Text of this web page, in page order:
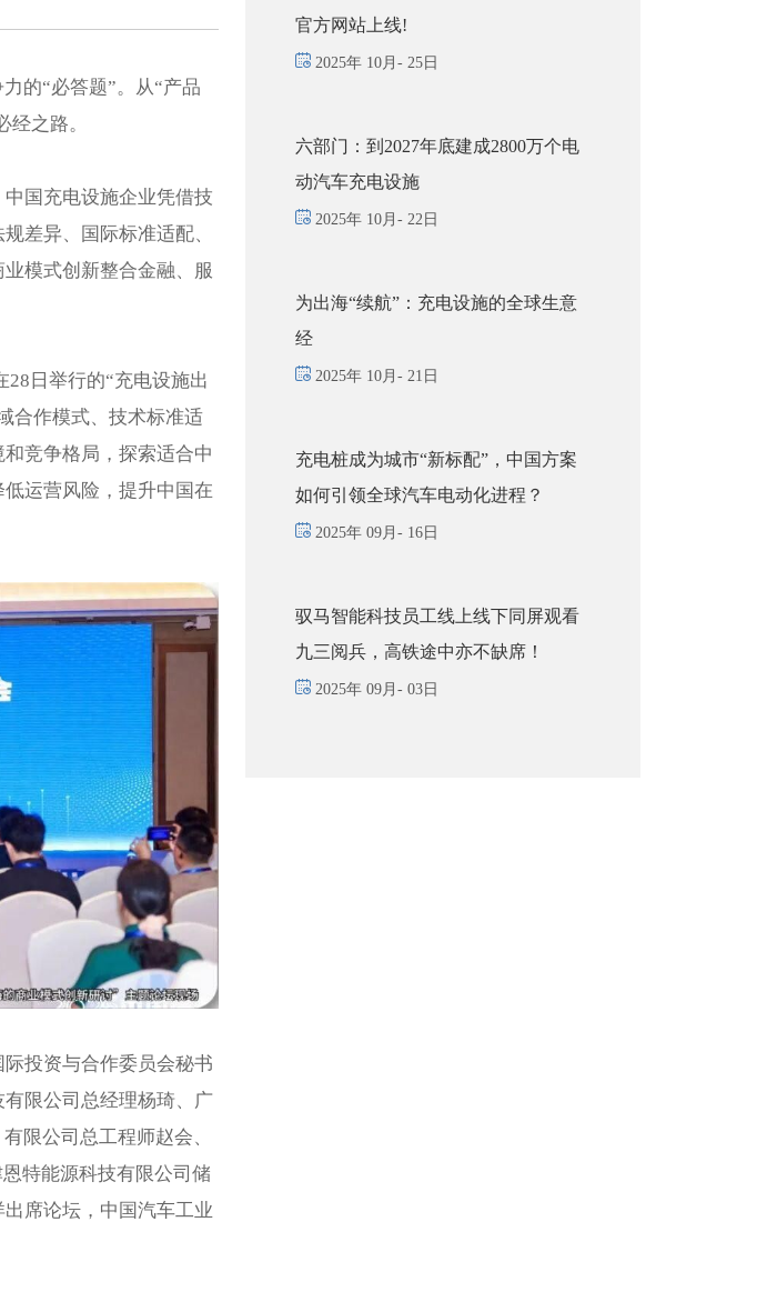
的“必答题”。从“产品
之路。
国充电设施企业凭借技
差异、国际标准适配、
模式创新整合金融、服
日举行的“充电设施出
合作模式、技术标准适
竞争格局，探索适合中
运营风险，提升中国在
投资与合作委员会秘书
限公司总经理杨琦、广
限公司总工程师赵会、
特能源科技有限公司储
席论坛，中国汽车工业
官方网站上线!
2025年 10月- 25日
六部门：到2027年底建成2800万个电
动汽车充电设施
2025年 10月- 22日
为出海“续航”：充电设施的全球生意
经
2025年 10月- 21日
充电桩成为城市“新标配”，中国方案
如何引领全球汽车电动化进程？
2025年 09月- 16日
驭马智能科技员工线上线下同屏观看
九三阅兵，高铁途中亦不缺席！
2025年 09月- 03日